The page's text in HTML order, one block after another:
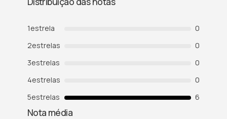
1estrela
0
2estrelas
0
3estrelas
0
4estrelas
0
5estrelas 6
Nota média